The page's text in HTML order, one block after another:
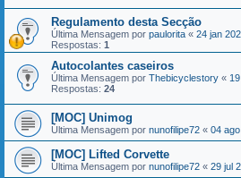
Regulamento desta Secção
Última Mensagem por paulorita « 24 jan
Respostas: 1
Autocolantes caseiros
Última Mensagem por Thebicyclestory «
Respostas: 24
[MOC] Unimog
Última Mensagem por nunofilipe72 « 04
[MOC] Lifted Corvette
Última Mensagem por nunofilipe72 « 29 jul